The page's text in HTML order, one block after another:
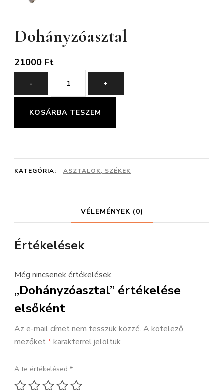
Dohányzóasztal
21000 Ft
-
Dohányzóasztal
mennyiség
+
KOSÁRBA TESZEM
KATEGÓRIA: ASZTALOK, SZÉKEK
VÉLEMÉNYEK (0)
Értékelések
Még nincsenek értékelések.
„Dohányzóasztal” értékelése
elsőként
Az e-mail címet nem tesszük közzé. A kötelező
mezőket*karakterrel jelöltük
A te értékelésed *